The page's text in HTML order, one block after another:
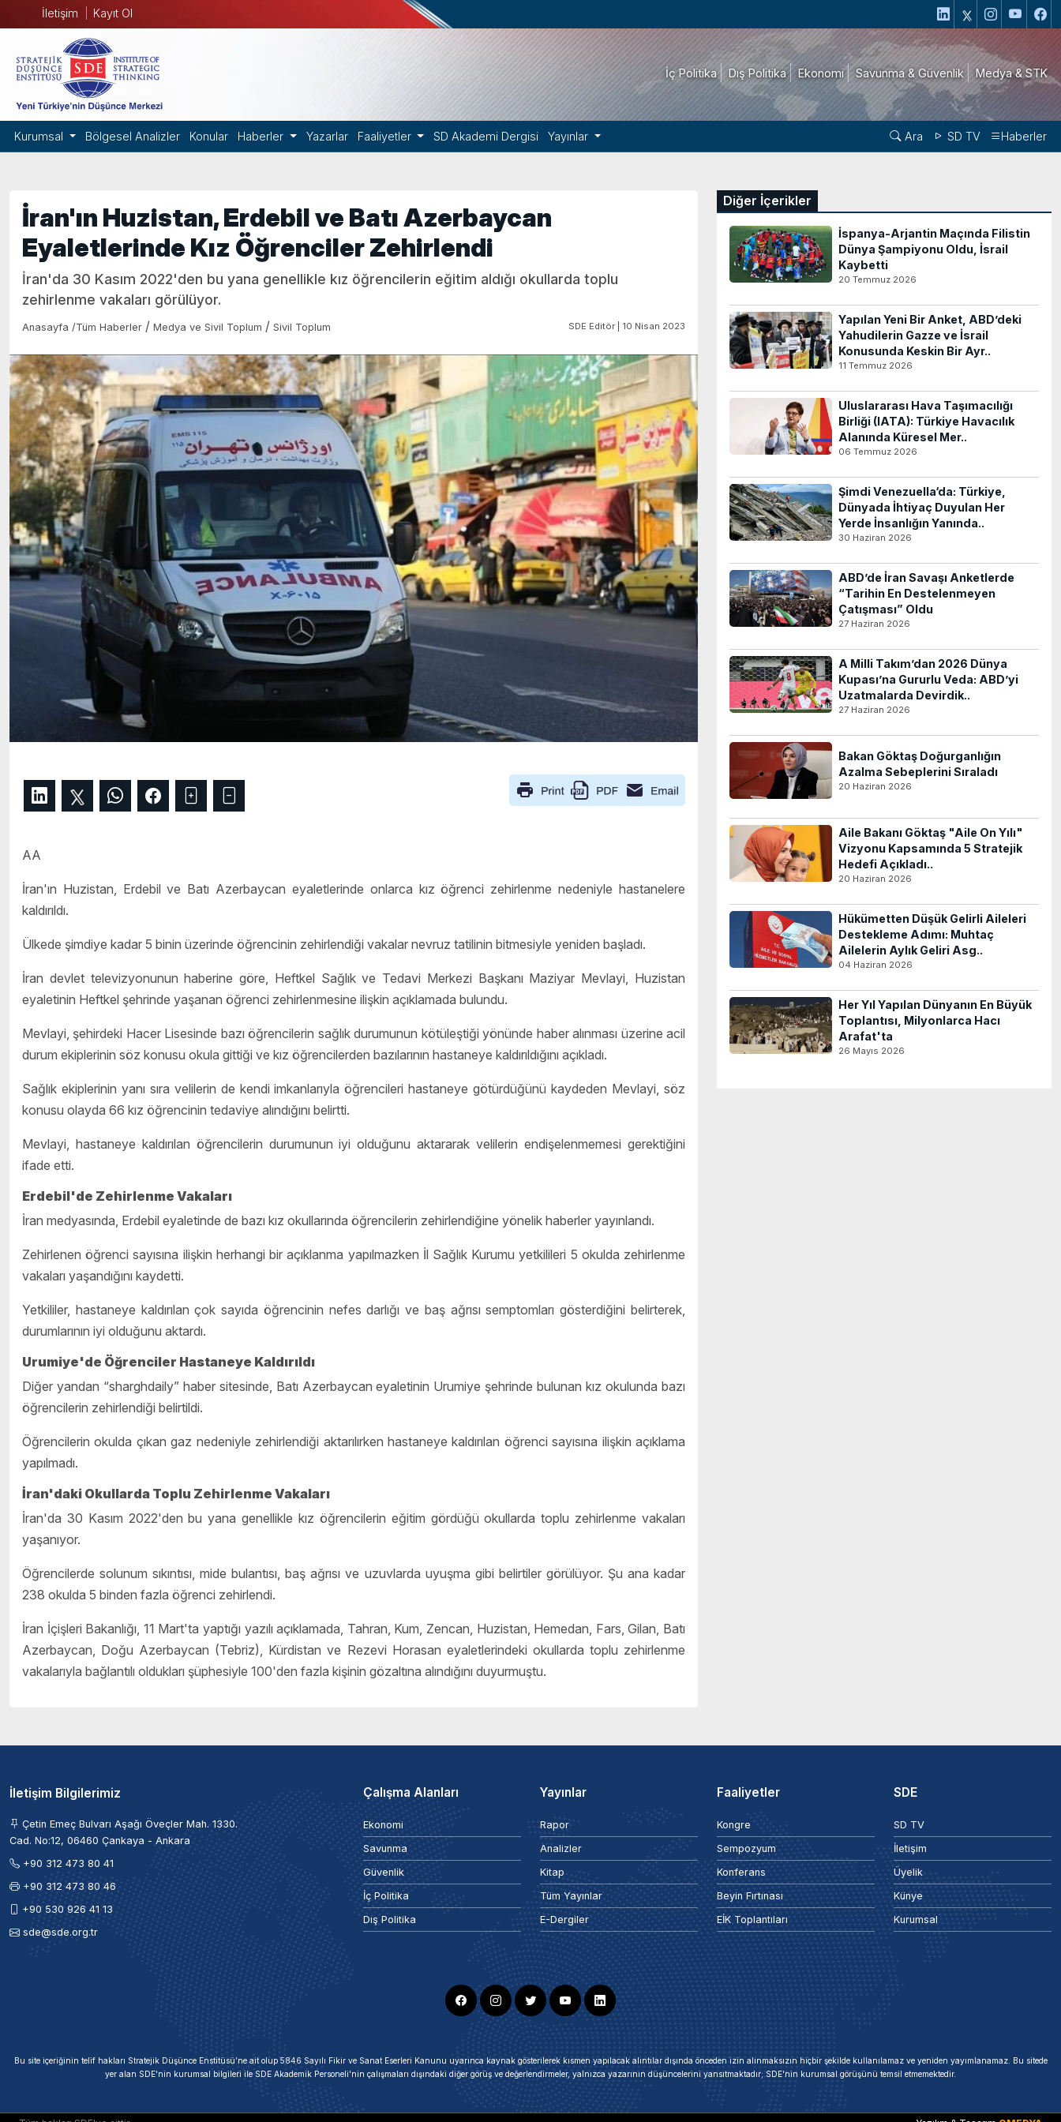
İletişim Kayıt Ol
İç Politika Dış Politika Ekonomi Savunma & Güvenlik Medya & STK
Kurumsal Bölgesel Analizler Konular Haberler Yazarlar Faaliyetler SD Akademi Dergisi Yayınlar Ara SD TV Haberler
İran'ın Huzistan, Erdebil ve Batı Azerbaycan
Eyaletlerinde Kız Öğrenciler Zehirlendi
İran'da 30 Kasım 2022'den bu yana genellikle kız öğrencilerin eğitim aldığı okullarda toplu
zehirlenme vakaları görülüyor.
Anasayfa /Tüm Haberler / Medya ve Sivil Toplum / Sivil Toplum SDE Editör | 10 Nisan 2023
AA
İran'ın Huzistan, Erdebil ve Batı Azerbaycan eyaletlerinde onlarca kız öğrenci zehirlenme nedeniyle hastanelere
kaldırıldı.
Ülkede şimdiye kadar 5 binin üzerinde öğrencinin zehirlendiği vakalar nevruz tatilinin bitmesiyle yeniden başladı.
İran devlet televizyonunun haberine göre, Heftkel Sağlık ve Tedavi Merkezi Başkanı Maziyar Mevlayi, Huzistan
eyaletinin Heftkel şehrinde yaşanan öğrenci zehirlenmesine ilişkin açıklamada bulundu.
Mevlayi, şehirdeki Hacer Lisesinde bazı öğrencilerin sağlık durumunun kötüleştiği yönünde haber alınması üzerine acil
durum ekiplerinin söz konusu okula gittiği ve kız öğrencilerden bazılarının hastaneye kaldırıldığını açıkladı.
Sağlık ekiplerinin yanı sıra velilerin de kendi imkanlarıyla öğrencileri hastaneye götürdüğünü kaydeden Mevlayi, söz
konusu olayda 66 kız öğrencinin tedaviye alındığını belirtti.
Mevlayi, hastaneye kaldırılan öğrencilerin durumunun iyi olduğunu aktararak velilerin endişelenmemesi gerektiğini
ifade etti.
Erdebil'de Zehirlenme Vakaları
İran medyasında, Erdebil eyaletinde de bazı kız okullarında öğrencilerin zehirlendiğine yönelik haberler yayınlandı.
Zehirlenen öğrenci sayısına ilişkin herhangi bir açıklanma yapılmazken İl Sağlık Kurumu yetkilileri 5 okulda zehirlenme
vakaları yaşandığını kaydetti.
Yetkililer, hastaneye kaldırılan çok sayıda öğrencinin nefes darlığı ve baş ağrısı semptomları gösterdiğini belirterek,
durumlarının iyi olduğunu aktardı.
Urumiye'de Öğrenciler Hastaneye Kaldırıldı
Diğer yandan “sharghdaily” haber sitesinde, Batı Azerbaycan eyaletinin Urumiye şehrinde bulunan kız okulunda bazı
öğrencilerin zehirlendiği belirtildi.
Öğrencilerin okulda çıkan gaz nedeniyle zehirlendiği aktarılırken hastaneye kaldırılan öğrenci sayısına ilişkin açıklama
yapılmadı.
İran'daki Okullarda Toplu Zehirlenme Vakaları
İran'da 30 Kasım 2022'den bu yana genellikle kız öğrencilerin eğitim gördüğü okullarda toplu zehirlenme vakaları
yaşanıyor.
Öğrencilerde solunum sıkıntısı, mide bulantısı, baş ağrısı ve uzuvlarda uyuşma gibi belirtiler görülüyor. Şu ana kadar
238 okulda 5 binden fazla öğrenci zehirlendi.
İran İçişleri Bakanlığı, 11 Mart'ta yaptığı yazılı açıklamada, Tahran, Kum, Zencan, Huzistan, Hemedan, Fars, Gilan, Batı
Azerbaycan, Doğu Azerbaycan (Tebriz), Kürdistan ve Rezevi Horasan eyaletlerindeki okullarda toplu zehirlenme
vakalarıyla bağlantılı oldukları şüphesiyle 100'den fazla kişinin gözaltına alındığını duyurmuştu.
Diğer İçerikler
İspanya-Arjantin Maçında Filistin
Dünya Şampiyonu Oldu, İsrail
Kaybetti
20 Temmuz 2026
Yapılan Yeni Bir Anket, ABD’deki
Yahudilerin Gazze ve İsrail
Konusunda Keskin Bir Ayr..
11 Temmuz 2026
Uluslararası Hava Taşımacılığı
Birliği (IATA): Türkiye Havacılık
Alanında Küresel Mer..
06 Temmuz 2026
Şimdi Venezuella‘da: Türkiye,
Dünyada İhtiyaç Duyulan Her
Yerde İnsanlığın Yanında..
30 Haziran 2026
ABD’de İran Savaşı Anketlerde
“Tarihin En Destelenmeyen
Çatışması” Oldu
27 Haziran 2026
A Milli Takım’dan 2026 Dünya
Kupası’na Gururlu Veda: ABD’yi
Uzatmalarda Devirdik..
27 Haziran 2026
Bakan Göktaş Doğurganlığın
Azalma Sebeplerini Sıraladı
20 Haziran 2026
Aile Bakanı Göktaş "Aile On Yılı"
Vizyonu Kapsamında 5 Stratejik
Hedefi Açıkladı..
20 Haziran 2026
Hükümetten Düşük Gelirli Aileleri
Destekleme Adımı: Muhtaç
Ailelerin Aylık Geliri Asg..
04 Haziran 2026
Her Yıl Yapılan Dünyanın En Büyük
Toplantısı, Milyonlarca Hacı
Arafat'ta
26 Mayıs 2026
İletişim Bilgilerimiz
Çetin Emeç Bulvarı Aşağı Öveçler Mah. 1330.
Cad. No:12, 06460 Çankaya - Ankara
+90 312 473 80 41
+90 312 473 80 46
+90 530 926 41 13
sde@sde.org.tr
Çalışma Alanları
Ekonomi
Savunma
Güvenlik
İç Politika
Dış Politika
Yayınlar
Rapor
Analizler
Kitap
Tüm Yayınlar
E-Dergiler
Faaliyetler
Kongre
Sempozyum
Konferans
Beyin Fırtınası
EİK Toplantıları
SDE
SD TV
İletişim
Üyelik
Künye
Kurumsal
Bu site içeriğinin telif hakları Stratejik Düşünce Enstitüsü’ne ait olup 5846 Sayılı Fikir ve Sanat Eserleri Kanunu uyarınca kaynak gösterilerek kısmen yapılacak alıntılar dışında önceden izin alınmaksızın hiçbir şekilde kullanılamaz ve yeniden yayımlanamaz. Bu sitede
yer alan SDE'nin kurumsal bilgileri ile SDE Akademik Personeli'nin çalışmaları dışındaki diğer görüş ve değerlendirmeler, yalnızca yazarının düşüncelerini yansıtmaktadır; SDE'nin kurumsal görüşünü temsil etmemektedir.